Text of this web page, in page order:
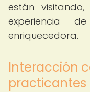
están
experiencia
enriquecedora.
Interacción
practicantes